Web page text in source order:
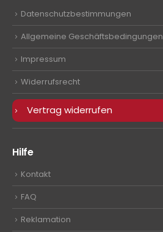
Datenschutzbestimmungen
Allgemeine Geschäftsbedingungen
Impressum
Widerrufsrecht
Vertrag widerrufen
Hilfe
Kontakt
FAQ
Reklamation